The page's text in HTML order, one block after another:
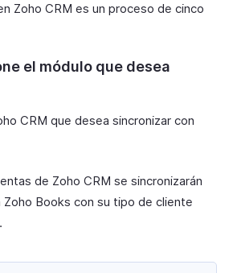
Zoho CRM es un proceso de cinco
el módulo que desea
CRM que desea sincronizar con
de Zoho CRM se sincronizarán
Books con su tipo de cliente
.